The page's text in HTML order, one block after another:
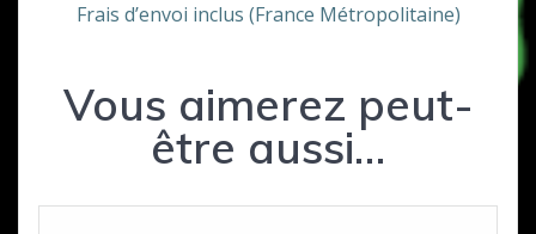
Frais d’envoi inclus (France Métropolitaine)
Vous aimerez peut-
être aussi…